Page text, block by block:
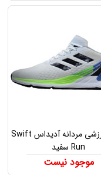
کفش ورزشی مردانه آدیداس Swift
Run سفید
موجود نیست